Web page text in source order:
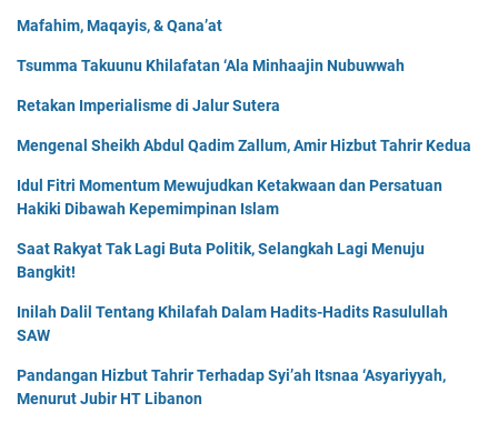
Mafahim, Maqayis, & Qana’at
Tsumma Takuunu Khilafatan ‘Ala Minhaajin Nubuwwah
Retakan Imperialisme di Jalur Sutera
Mengenal Sheikh Abdul Qadim Zallum, Amir Hizbut Tahrir Kedua
Idul Fitri Momentum Mewujudkan Ketakwaan dan Persatuan
Hakiki Dibawah Kepemimpinan Islam
Saat Rakyat Tak Lagi Buta Politik, Selangkah Lagi Menuju
Bangkit!
Inilah Dalil Tentang Khilafah Dalam Hadits-Hadits Rasulullah
SAW
Pandangan Hizbut Tahrir Terhadap Syi’ah Itsnaa ‘Asyariyyah,
Menurut Jubir HT Libanon